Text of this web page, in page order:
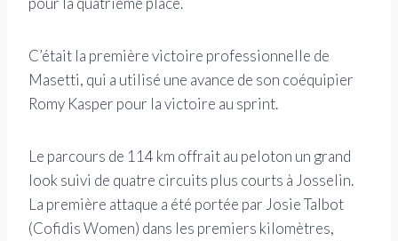
C’était la première victoire professionnelle de
Masetti, qui a utilisé une avance de son coéquipier
Romy Kasper pour la victoire au sprint.
Le parcours de 114 km offrait au peloton un grand
look suivi de quatre circuits plus courts à Josselin.
La première attaque a été portée par Josie Talbot
(Cofidis Women) dans les premiers kilomètres,